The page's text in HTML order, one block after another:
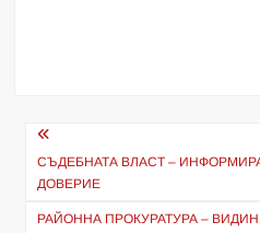
Навигация
СЪДЕБНАТА ВЛАСТ –
ДОВЕРИЕ
РАЙОННА ПРОКУРАТУРА –